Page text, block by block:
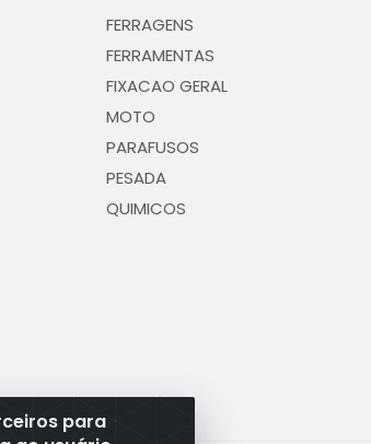
para
FERRAGENS
FERRAMENTAS
FIXACAO GERAL
MOTO
PARAFUSOS
PESADA
QUIMICOS